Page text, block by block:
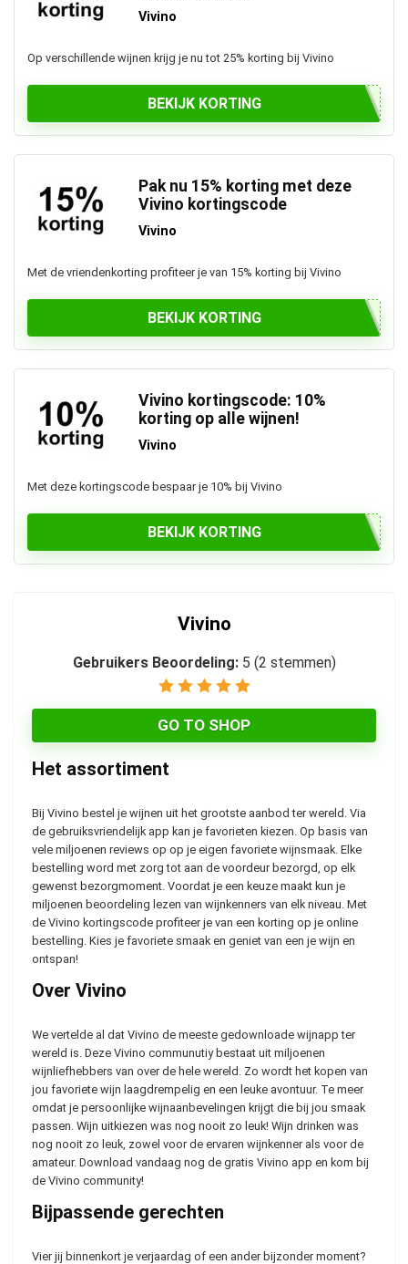
Vivino
Op verschillende wijnen krijg je nu tot 25% korting bij Vivino
BEKIJK KORTING
Pak nu 15% korting met deze
Vivino kortingscode
Vivino
Met de vriendenkorting profiteer je van 15% korting bij Vivino
BEKIJK KORTING
Vivino kortingscode: 10%
korting op alle wijnen!
Vivino
Met deze kortingscode bespaar je 10% bij Vivino
BEKIJK KORTING
Vivino
Gebruikers Beoordeling: 5 (2 stemmen)
GO TO SHOP
Het assortiment
Bij Vivino bestel je wijnen uit het grootste aanbod ter wereld. Via
de gebruiksvriendelijk app kan je favorieten kiezen. Op basis van
vele miljoenen reviews op op je eigen favoriete wijnsmaak. Elke
bestelling word met zorg tot aan de voordeur bezorgd, op elk
gewenst bezorgmoment. Voordat je een keuze maakt kun je
miljoenen beoordeling lezen van wijnkenners van elk niveau. Met
de Vivino kortingscode profiteer je van een korting op je online
bestelling. Kies je favoriete smaak en geniet van een je wijn en
ontspan!
Over Vivino
We vertelde al dat Vivino de meeste gedownloade wijnapp ter
wereld is. Deze Vivino communutiy bestaat uit miljoenen
wijnliefhebbers van over de hele wereld. Zo wordt het kopen van
jou favoriete wijn laagdrempelig en een leuke avontuur. Te meer
omdat je persoonlijke wijnaanbevelingen krijgt die bij jou smaak
passen. Wijn uitkiezen was nog nooit zo leuk! Wijn drinken was
nog nooit zo leuk, zowel voor de ervaren wijnkenner als voor de
amateur. Download vandaag nog de gratis Vivino app en kom bij
de Vivino community!
Bijpassende gerechten
Vier jij binnenkort je verjaardag of een ander bijzonder moment?